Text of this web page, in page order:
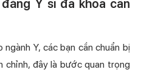
Y sĩ đa khoa cần
Y, các bạn cần chuẩn bị
đây là bước quan trọng